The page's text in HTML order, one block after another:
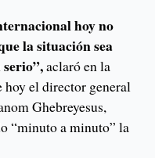
hoy no
la situación sea
serio”,aclaró en la
hoy el director general
Ghebreyesus,
“minuto a minuto” la